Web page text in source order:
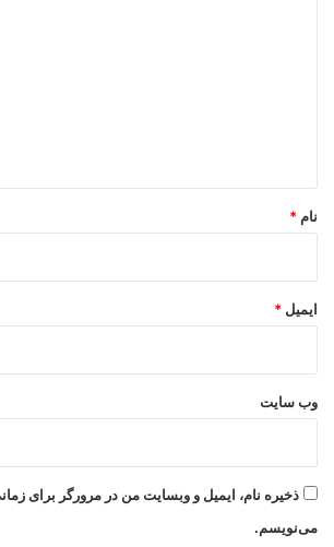
نام *
ایمیل *
وب‌ سایت
ذخیره نام، ایمیل و وبسایت من در مرورگر برای
می‌نویسم.